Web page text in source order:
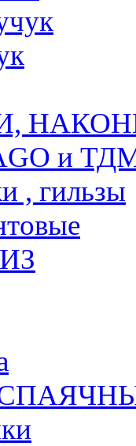
и
, гильзы